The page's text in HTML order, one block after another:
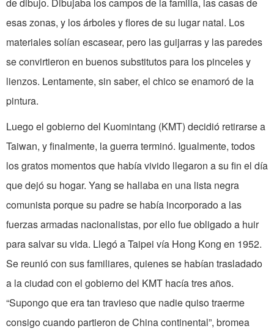
de dibujo. Dibujaba los campos de la familia, las casas de
esas zonas, y los árboles y flores de su lugar natal. Los
materiales solían escasear, pero las guijarras y las paredes
se convirtieron en buenos substitutos para los pinceles y
lienzos. Lentamente, sin saber, el chico se enamoró de la
pintura.
Luego el gobierno del Kuomintang (KMT) decidió retirarse a
Taiwan, y finalmente, la guerra terminó. Igualmente, todos
los gratos momentos que había vivido llegaron a su fin el día
que dejó su hogar. Yang se hallaba en una lista negra
comunista porque su padre se había incorporado a las
fuerzas armadas nacionalistas, por ello fue obligado a huir
para salvar su vida. Llegó a Taipei vía Hong Kong en 1952.
Se reunió con sus familiares, quienes se habían trasladado
a la ciudad con el gobierno del KMT hacía tres años.
“Supongo que era tan travieso que nadie quiso traerme
consigo cuando partieron de China continental”, bromea